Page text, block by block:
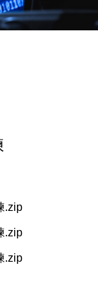
.zip
.zip
.zip